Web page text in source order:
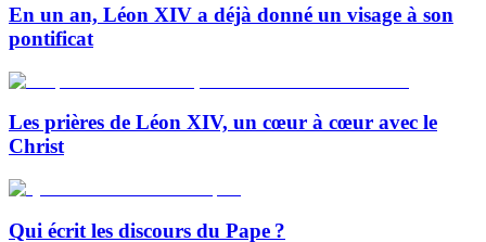
En un an, Léon XIV a déjà donné un visage à son
pontificat
Les prières de Léon XIV, un cœur à cœur avec le
Christ
Qui écrit les discours du Pape ?